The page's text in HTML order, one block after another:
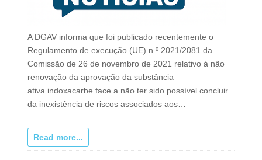
A DGAV informa que foi publicado recentemente o
Regulamento de execução (UE) n.º 2021/2081 da
Comissão de 26 de novembro de 2021 relativo à não
renovação da aprovação da substância
ativa indoxacarbe face a não ter sido possível concluir
da inexistência de riscos associados aos…
Read more...